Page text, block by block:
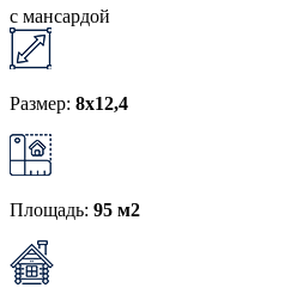
с мансардой
Размер: 8х12,4
Площадь: 95 м2